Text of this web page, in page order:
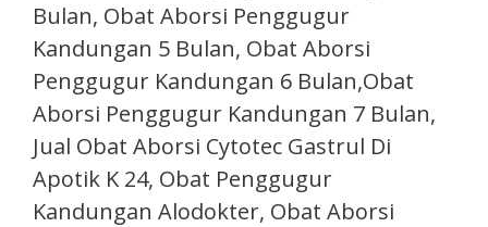
Bulan, Obat Aborsi Penggugur
Kandungan 5 Bulan, Obat Aborsi
Penggugur Kandungan 6 Bulan,Obat
Aborsi Penggugur Kandungan 7 Bulan,
Jual Obat Aborsi Cytotec Gastrul Di
Apotik K 24, Obat Penggugur
Kandungan Alodokter, Obat Aborsi